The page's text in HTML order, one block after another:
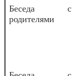
Беседа с
родителями